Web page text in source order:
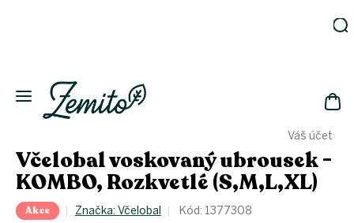
Váš účet
Eko
domácnost
Kosmetika
Eko
láhve
Akce
Včelobal voskovaný ubrousek -
KOMBO, Rozkvetlé (S,M,L,XL)
Akce Značka: Včelobal Kód: 1377308